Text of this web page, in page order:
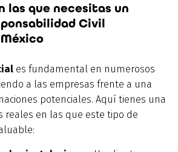
las que necesitas un
Civil
es fundamental en numerosos
a las empresas frente a una
potenciales. Aquí tienes una
reales en las que este tipo de